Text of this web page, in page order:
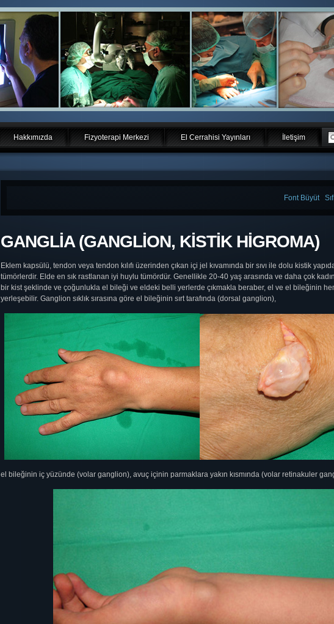
Hakkımızda Fizyoterapi Merkezi El Cerrahisi Yayınları İletişim
Font Büyüt
GANGLİA (GANGLİON, KİSTİK HİGROMA)
Eklem kapsülü, tendon veya tendon kılıfı üzerinden çıkan içi jel kıvamında bir sıvı ile dolu kistik
tümörlerdir. Elde en sık rastlanan iyi huylu tümördür. Genellikle 20-40 yaş arasında ve daha çok
bir kist şeklinde ve çoğunlukla el bileği ve eldeki belli yerlerde çıkmakla beraber, el ve el bileğinin
yerleşebilir. Ganglion sıklık sırasına göre el bileğinin sırt tarafında (dorsal ganglion),
el bileğinin iç yüzünde (volar ganglion), avuç içinin parmaklara yakın kısmında (volar retinakuler